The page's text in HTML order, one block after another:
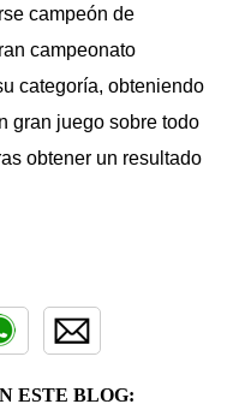
campeón de
campeonato
categoría, obteniendo
gran juego sobre todo
obtener un resultado
ESTE BLOG: